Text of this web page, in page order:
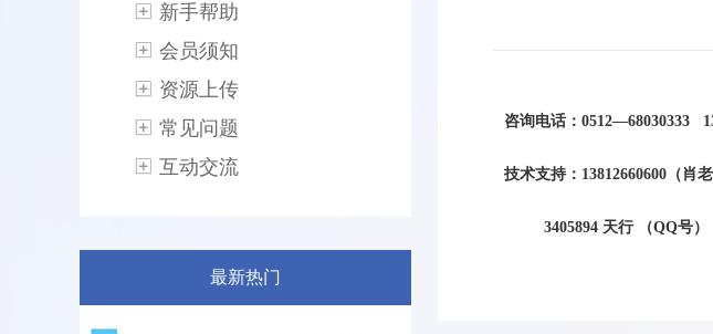
咨询电话： 0512—68030333
技术支持： 13812660600（肖
3405894 天行 （QQ号）
新手帮助
会员须知
资源上传
常见问题
互动交流
最新热门